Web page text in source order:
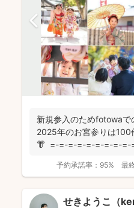
新規参入のためfotowaで
2025年のお宮参りは100
👘 =-=-=-=-=-=-=-=-=-
予約承諾率： 95% 最
せきようこ（